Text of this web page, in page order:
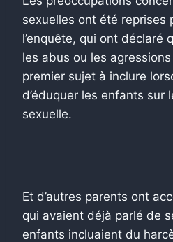
sexuelles ont été reprises
l’enquête, qui ont déclaré
les abus ou les
premier sujet à inclure
d’éduquer les enfants sur
sexuelle.
Et d’autres parents ont
qui avaient déjà parlé de
enfants incluaient du